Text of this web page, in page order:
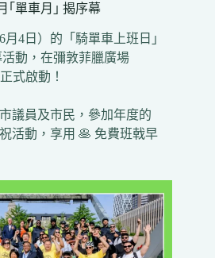
｢單車月｣ 揭序幕
4日）的「騎單車上班日」
活動，在彌敦菲臘廣場
式啟動！
議員及市民，參加年度的
活動，享用 🥞 免費班戟早